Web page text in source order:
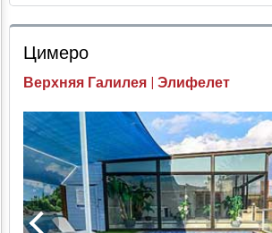
Проверка цен
Цимеро
Верхняя Галилея | Элифелет